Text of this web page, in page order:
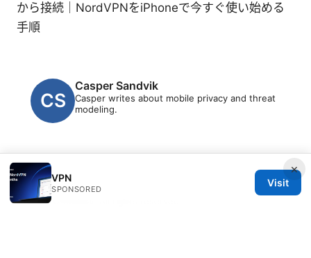
から接続｜NordVPNをiPhoneで今すぐ使い始める
手順
Casper Sandvik
Casper writes about mobile privacy and threat
modeling.
×
VPN
SPONSORED
Visit
© 2026 Clinedical. All rights reserved.